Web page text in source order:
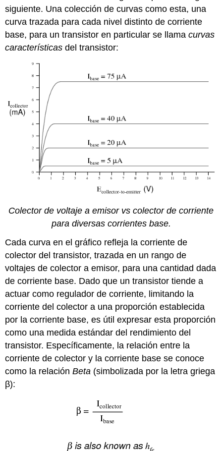
siguiente. Una colección de curvas como esta, una
curva trazada para cada nivel distinto de corriente
base, para un transistor en particular se llamacurvas
características del transistor:
Colector de voltaje a emisor vs colector de corriente
para diversas corrientes base.
Cada curva en el gráfico refleja la corriente de
colector del transistor, trazada en un rango de
voltajes de colector a emisor, para una cantidad dada
de corriente base. Dado que un transistor tiende a
actuar como regulador de corriente, limitando la
corriente del colector a una proporción establecida
por la corriente base, es útil expresar esta proporción
como una medida estándar del rendimiento del
transistor. Específicamente, la relación entre la
corriente de colector y la corriente base se conoce
como la relaciónBeta (simbolizada por la letra griega
β):